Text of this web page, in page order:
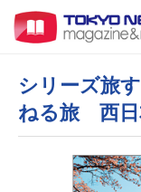
シリーズ旅
ねる旅 西日